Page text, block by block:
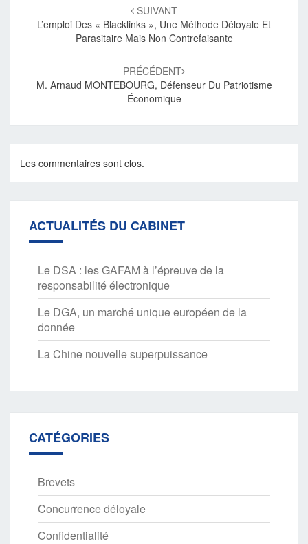
d'article
SUIVANT
L’emploi Des « Blacklinks », Une Méthode Déloyale Et
Parasitaire Mais Non Contrefaisante
PRÉCÉDENT
M. Arnaud MONTEBOURG, Défenseur Du Patriotisme
Économique
Les commentaires sont clos.
ACTUALITÉS DU CABINET
Le DSA : les GAFAM à l’épreuve de la
responsabilité électronique
Le DGA, un marché unique européen de la
donnée
La Chine nouvelle superpuissance
CATÉGORIES
Brevets
Concurrence déloyale
Confidentialité